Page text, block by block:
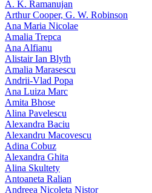
A. K. Ramanujan
Arthur Cooper, G. W. Robinson
Ana Maria Nicolae
Amalia Trepca
Ana Alfianu
Alistair Ian Blyth
Amalia Marasescu
Andrii-Vlad Popa
Ana Luiza Marc
Amita Bhose
Alina Pavelescu
Alexandra Baciu
Alexandru Macovescu
Adina Cobuz
Alexandra Ghita
Alina Skultety
Antoaneta Ralian
Andreea Nicoleta Nistor